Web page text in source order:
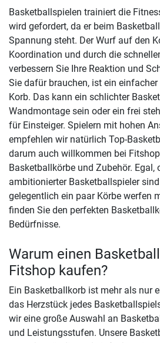
Basketballspielen trainiert die
wird gefordert, da er beim
Spannung steht. Der Wurf auf den
Koordination und durch die
verbessern Sie Ihre Reaktion und
Sie dafür brauchen, ist ein
Korb. Das kann ein schlichter
Wandmontage sein oder ein frei
für Einsteiger. Spielern mit hohen
empfehlen wir natürlich Top-
darum auch willkommen bei
Basketballkörbe und Zubehör. Egal,
ambitionierter Basketballspieler
gelegentlich ein paar Körbe werfen
finden Sie den perfekten
Bedürfnisse.
Warum einen
Fitshop kaufen?
Ein Basketballkorb ist mehr als nur
das Herzstück jedes
wir eine große Auswahl an
und Leistungsstufen. Unsere